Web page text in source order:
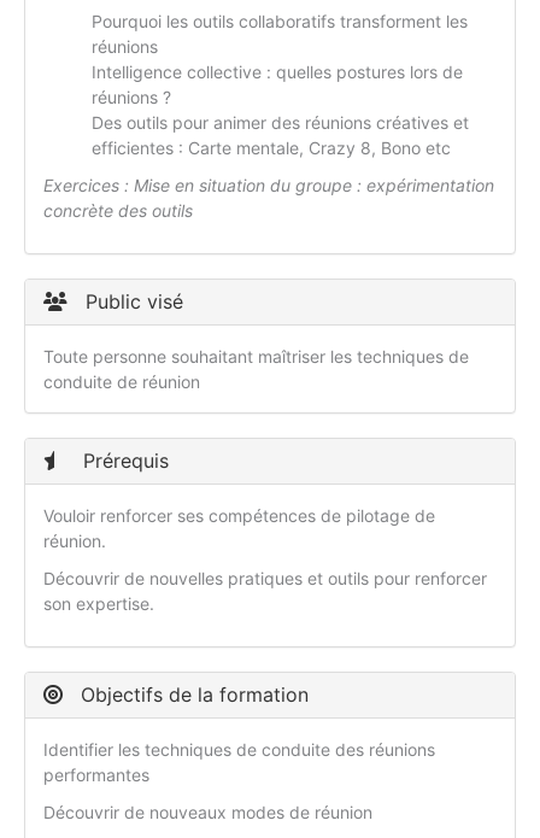
Pourquoi les outils collaboratifs transforment les
réunions
Intelligence collective : quelles postures lors de
réunions ?
Des outils pour animer des réunions créatives et
efficientes : Carte mentale, Crazy 8, Bono etc
Exercices : Mise en situation du groupe : expérimentation
concrète des outils
Public visé
Toute personne souhaitant maîtriser les techniques de
conduite de réunion
Prérequis
Vouloir renforcer ses compétences de pilotage de
réunion.
Découvrir de nouvelles pratiques et outils pour renforcer
son expertise.
Objectifs de la formation
Identifier les techniques de conduite des réunions
performantes
Découvrir de nouveaux modes de réunion